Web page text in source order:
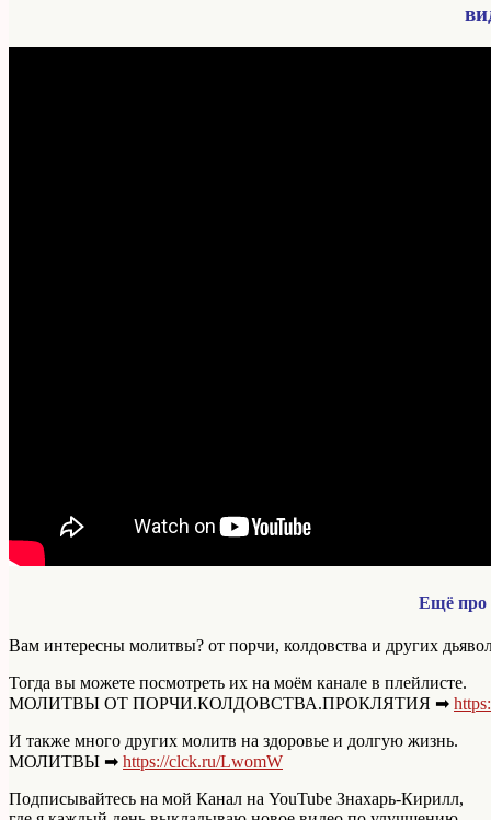
Ещё
Вам интересны молитвы? от порчи, колдовства и других
Тогда вы можете посмотреть их на моём канале в плейлисте.
МОЛИТВЫ ОТ ПОРЧИ.КОЛДОВСТВА.ПРОКЛЯТИЯ ➡
И также много других молитв на здоровье и долгую жизнь.
МОЛИТВЫ ➡ https://clck.ru/LwomW
Подписывайтесь на мой Канал на YouTube Знахарь-Кирилл,